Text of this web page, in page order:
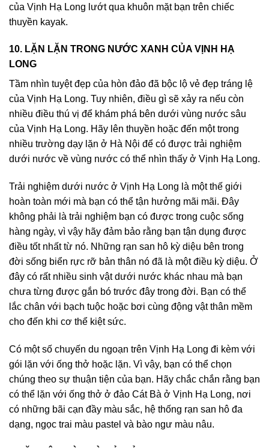
của Vịnh Hạ Long lướt qua khuôn mặt bạn trên chiếc
thuyền kayak.
10. LẶN LẶN TRONG NƯỚC XANH CỦA VỊNH HẠ
LONG
Tầm nhìn tuyệt đẹp của hòn đảo đã bộc lộ vẻ đẹp tráng lệ
của Vịnh Hạ Long. Tuy nhiên, điều gì sẽ xảy ra nếu còn
nhiều điều thú vị để khám phá bên dưới vùng nước sâu
của Vịnh Hạ Long. Hãy lên thuyền hoặc đến một trong
nhiều trường dạy lặn ở Hà Nội để có được trải nghiệm
dưới nước về vùng nước có thể nhìn thấy ở Vịnh Hạ Long.
Trải nghiệm dưới nước ở Vịnh Hạ Long là một thế giới
hoàn toàn mới mà bạn có thể tận hưởng mãi mãi. Đây
không phải là trải nghiệm bạn có được trong cuộc sống
hàng ngày, vì vậy hãy đảm bảo rằng bạn tận dụng được
điều tốt nhất từ nó. Những rạn san hô kỳ diệu bên trong
đời sống biển rực rỡ bản thân nó đã là một điều kỳ diệu. Ở
đây có rất nhiều sinh vật dưới nước khác nhau mà bạn
chưa từng được gắn bó trước đây trong đời. Bạn có thể
lắc chân với bạch tuộc hoặc bơi cùng động vật thân mềm
cho đến khi cơ thể kiệt sức.
Có một số chuyến du ngoạn trên Vịnh Hạ Long đi kèm với
gói lặn với ống thở hoặc lặn. Vì vậy, bạn có thể chọn
chúng theo sự thuận tiện của bạn. Hãy chắc chắn rằng bạn
có thể lặn với ống thở ở đảo Cát Bà ở Vịnh Hạ Long, nơi
có những bãi cạn đầy màu sắc, hệ thống rạn san hô đa
dạng, ngọc trai màu pastel và bào ngư màu nâu.